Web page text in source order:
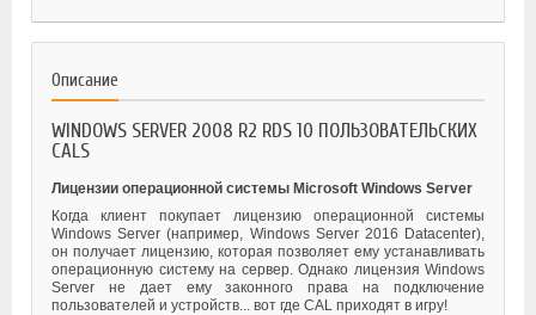
Описание
WINDOWS SERVER 2008 R2 RDS 10 ПОЛЬЗОВАТЕЛЬСКИХ
CALS
Лицензии операционной системы Microsoft Windows Server
Когда клиент покупает лицензию операционной системы
Windows Server (например, Windows Server 2016 Datacenter),
он получает лицензию, которая позволяет ему устанавливать
операционную систему на сервер. Однако лицензия Windows
Server не дает ему законного права на подключение
пользователей и устройств... вот где CAL приходят в игру!